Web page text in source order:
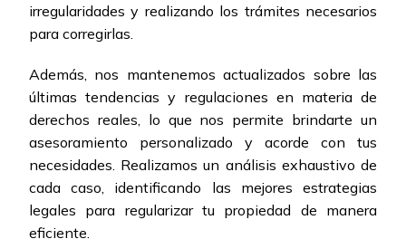
irregularidades y realizando los trámites necesarios
para corregirlas.
Además, nos mantenemos actualizados sobre las
últimas tendencias y regulaciones en materia de
derechos reales, lo que nos permite brindarte un
asesoramiento personalizado y acorde con tus
necesidades. Realizamos un análisis exhaustivo de
cada caso, identificando las mejores estrategias
legales para regularizar tu propiedad de manera
eficiente.